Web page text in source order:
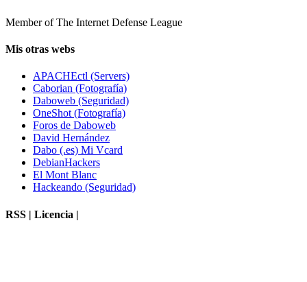
Member of The Internet Defense League
Mis otras webs
APACHEctl (Servers)
Caborian (Fotografía)
Daboweb (Seguridad)
OneShot (Fotografía)
Foros de Daboweb
David Hernández
Dabo (.es) Mi Vcard
DebianHackers
El Mont Blanc
Hackeando (Seguridad)
RSS | Licencia |